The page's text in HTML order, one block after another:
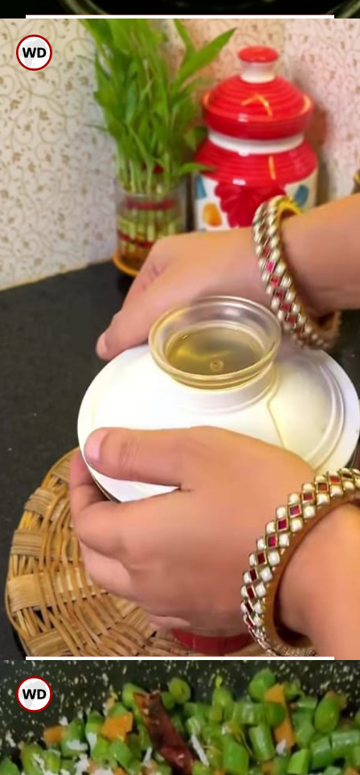
ಇದು ಚೆನ್ನಾಗಿ ಫ್ರೈ ಆದ ಬಳಿಕ ಕಾಲು
ಕಪ್ ನೀರು ಹಾಕಿ ಮೃದುವಾಗುವ ತನಕ
ಬೇಯಿಸಿ
ಮಿಕ್ಸಿ ಜಾರ್ ಗೆ ಕಾಯಿತುರಿ, ಈರುಳ್ಳಿ,
ಹಸಿಮೆಣಸು, ಜೀರಿಗೆ, ಕರಿಬೇವು ಹಾಕಿ
ರುಬ್ಬಿಕೊಳ್ಳಿ